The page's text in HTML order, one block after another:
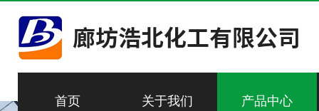
首页 关于我们 产品中心